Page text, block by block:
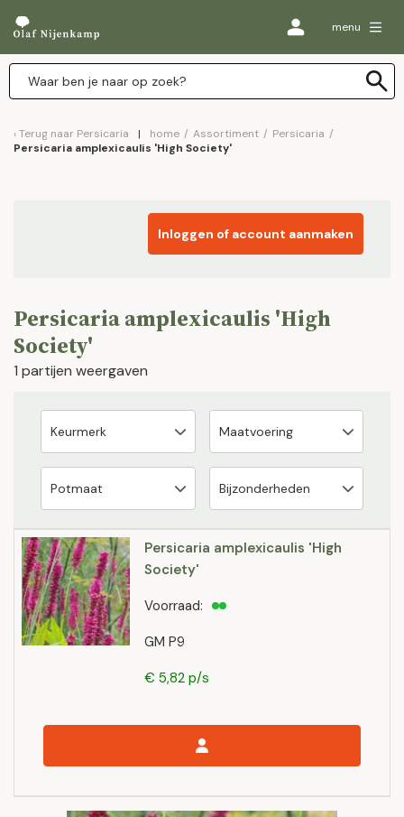
menu
Terug naar Persicaria home / Assortiment / Persicaria /
Persicaria amplexicaulis 'High Society'
Inloggen of account aanmaken
Persicaria amplexicaulis 'High
Society'
1 partijen weergaven
Persicaria amplexicaulis 'High
Society'
GM P9
Voorraad:
€ 5,82 p/s